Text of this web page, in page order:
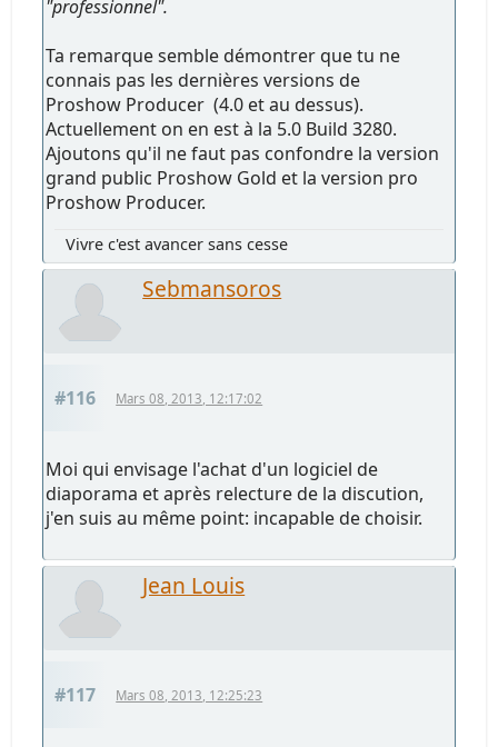
"professionnel".
Ta remarque semble démontrer que tu ne
connais pas les dernières versions de
Proshow Producer (4.0 et au dessus).
Actuellement on en est à la 5.0 Build 3280.
Ajoutons qu'il ne faut pas confondre la version
grand public Proshow Gold et la version pro
Proshow Producer.
Vivre c'est avancer sans cesse
Sebmansoros
#116 Mars 08, 2013, 12:17:02
Moi qui envisage l'achat d'un logiciel de
diaporama et après relecture de la discution,
j'en suis au même point: incapable de choisir.
Jean Louis
#117 Mars 08, 2013, 12:25:23